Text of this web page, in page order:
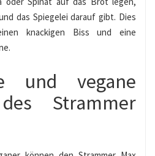
das Spiegelei darauf gibt. Dies
knackigen Biss und eine
und vegane
Strammer